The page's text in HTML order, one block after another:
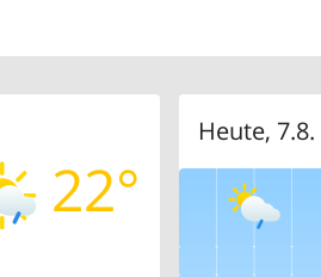
22°
Heute,